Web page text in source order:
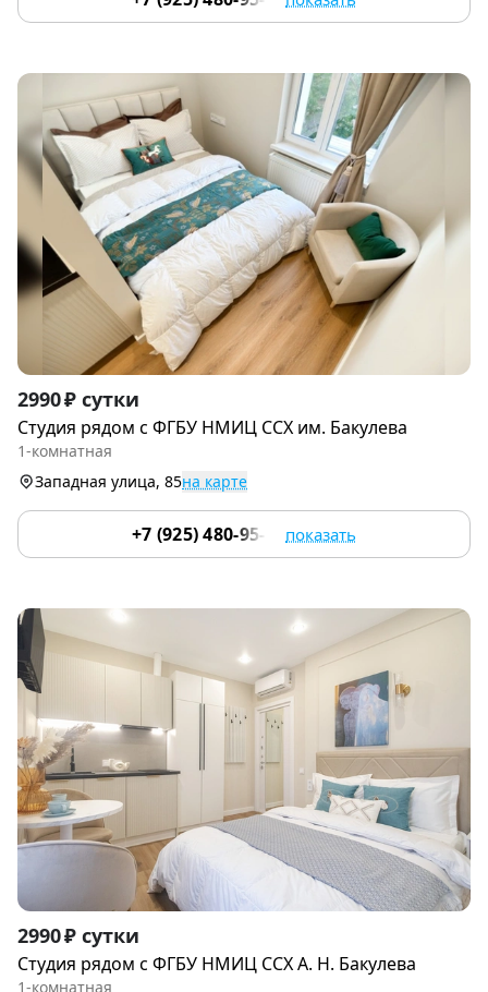
Item
1
of
2990 ₽ сутки
Cтудия рядом c ФГБУ НМИЦ CСХ им. Бакулевa
1-комнатная
Западная улица, 85на карте
+7 (925) 480-95-17 показать
Item
1
of
2990 ₽ сутки
Студия рядом c ФГБУ НМИЦ CСХ А. H. Бакулевa
1-комнатная